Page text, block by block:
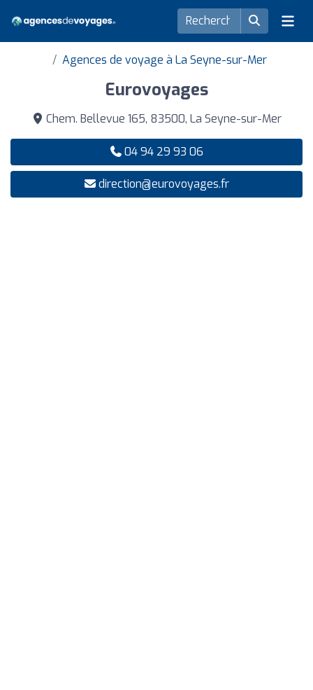
Agences de voyage à La Seyne-sur-Mer
Eurovoyages
Chem. Bellevue 165, 83500, La Seyne-sur-Mer
04 94 29 93 06
direction@eurovoyages.fr